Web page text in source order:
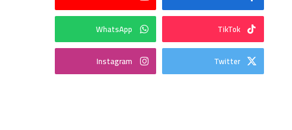
TikTok
WhatsApp
Twitter
Instagram